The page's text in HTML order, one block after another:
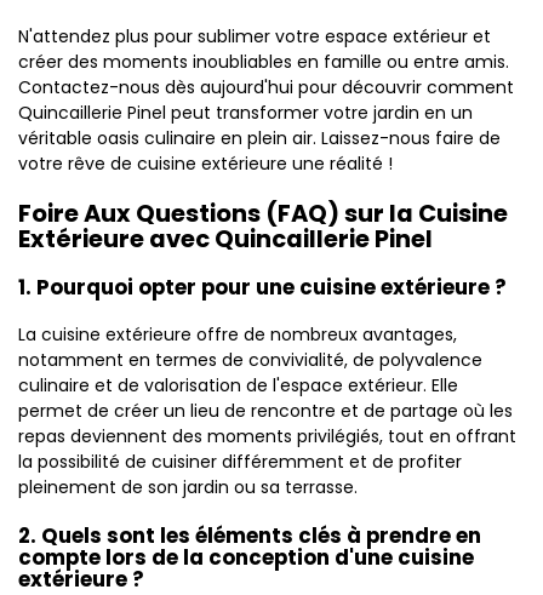
N'attendez plus pour sublimer votre espace extérieur et
créer des moments inoubliables en famille ou entre amis.
Contactez-nous dès aujourd'hui pour découvrir comment
Quincaillerie Pinel peut transformer votre jardin en un
véritable oasis culinaire en plein air. Laissez-nous faire de
votre rêve de cuisine extérieure une réalité !
Foire Aux Questions (FAQ) sur la Cuisine
Extérieure avec Quincaillerie Pinel
1. Pourquoi opter pour une cuisine extérieure ?
La cuisine extérieure offre de nombreux avantages,
notamment en termes de convivialité, de polyvalence
culinaire et de valorisation de l'espace extérieur. Elle
permet de créer un lieu de rencontre et de partage où les
repas deviennent des moments privilégiés, tout en offrant
la possibilité de cuisiner différemment et de profiter
pleinement de son jardin ou sa terrasse.
2. Quels sont les éléments clés à prendre en
compte lors de la conception d'une cuisine
extérieure ?